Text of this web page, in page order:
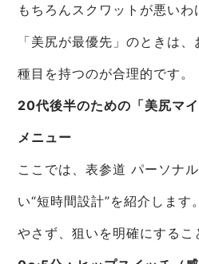
もちろんスクワットが悪いわ
「美尻が最優先」のときは
種目を持つのが合理的です。
20代後半のための「美尻マ
メニュー
ここでは、表参道 パーソナ
い“短時間設計”を紹介します
やさず、狙いを明確にするこ